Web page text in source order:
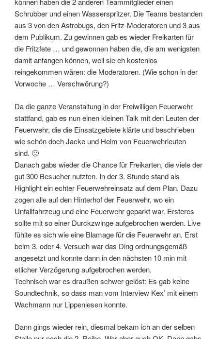
Schrubber und einen Wasserspritzer. Die Teams bestanden
aus 3 von den Astrobugs, den Fritz-Moderatoren und 3 aus
dem Publikum. Zu gewinnen gab es wieder Freikarten für
die Fritzfete … und gewonnen haben die, die am wenigsten
damit anfangen können, weil sie eh kostenlos
reingekommen wären: die Moderatoren. (Wie schon in der
Vorwoche … Verschwörung?)
Da die ganze Veranstaltung in der Freiwilligen Feuerwehr
stattfand, gab es nun einen kleinen Talk mit den Leuten der
Feuerwehr, die die Einsatzgebiete klärte und beschrieben
wie schön doch Jacke und Helm von Feuerwehrleuten
sind. 🙂
Danach gabs wieder die Chance für Freikarten, die viele der
gut 300 Besucher nutzten. In der 3. Stunde stand als
Highlight ein echter Feuerwehreinsatz auf dem Plan. Dazu
zogen alle auf den Hinterhof der Feuerwehr, wo ein
Unfallfahrzeug und eine Feuerwehr geparkt war. Ersteres
sollte mit so einer Durckzwinge aufgebrochen werden. Live
fühlte es sich wie eine Blamage für die Feuerwehr an. Erst
beim 3. oder 4. Versuch war das Ding ordnungsgemäß
angesetzt und konnte dann in den nächsten 10 min mit
etlicher Verzögerung aufgebrochen werden.
Technisch war es draußen schwer gelöst: Es gab keine
Soundtechnik, so dass man vom Interview Kex’ mit einem
Wachmann nur Lippenlesen konnte.
Dann gings wieder rein, diesmal bekam ich an der selben